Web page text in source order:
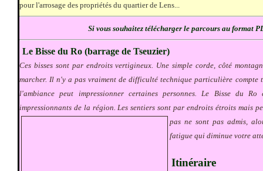
pour l'arrosage des propriétés du quartier de Lens...
Si vous souhaitez télécharger le parcours au format
Le Bisse du Ro (barrage de Tseuzier)
Ces bisses sont par endroits vertigineux. Une simple corde, côté
marcher. Il n'y a pas vraiment de difficulté technique particulière compte
l'ambiance peut impressionner certaines personnes. Le Bisse du
impressionnants de la région. Les sentiers sont par endroits étroits mais
pas ne sont pas admis,
fatigue qui diminue votre
Itinéraire